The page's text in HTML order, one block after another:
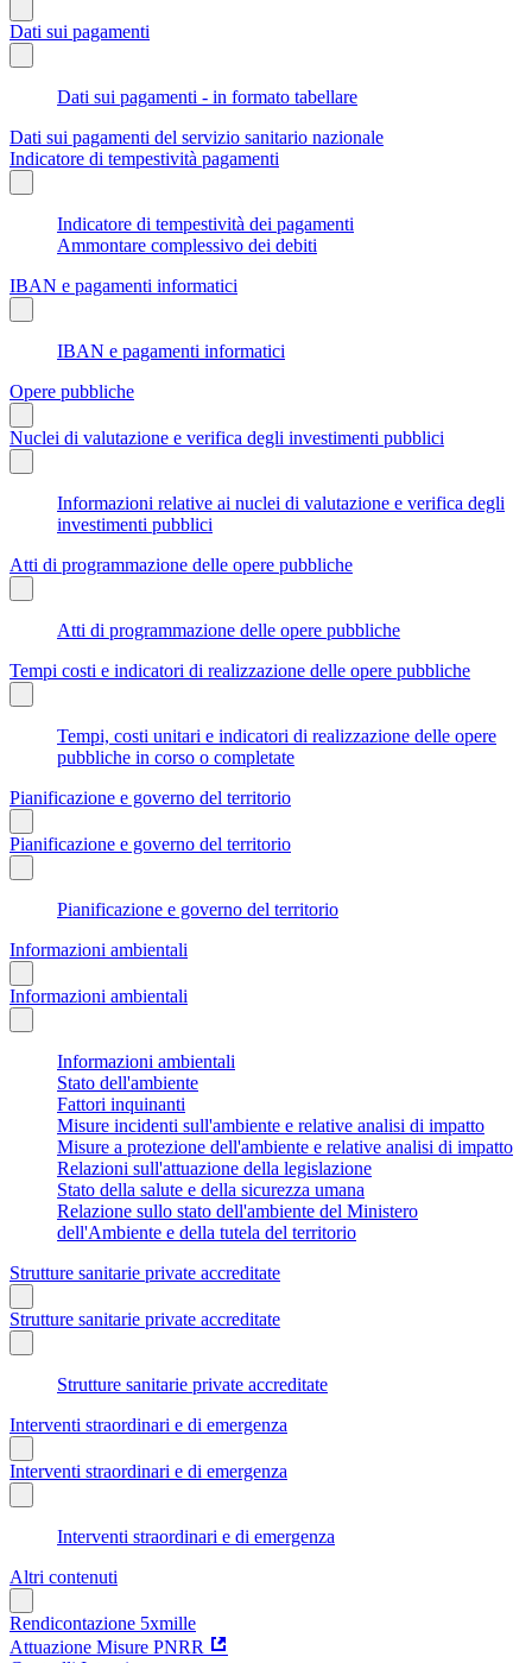
Dati sui pagamenti
Dati sui pagamenti - in formato tabellare
Dati sui pagamenti del servizio sanitario nazionale
Indicatore di tempestività pagamenti
Indicatore di tempestività dei pagamenti
Ammontare complessivo dei debiti
IBAN e pagamenti informatici
IBAN e pagamenti informatici
Opere pubbliche
Nuclei di valutazione e verifica degli investimenti pubblici
Informazioni relative ai nuclei di valutazione e verifica degli
investimenti pubblici
Atti di programmazione delle opere pubbliche
Atti di programmazione delle opere pubbliche
Tempi costi e indicatori di realizzazione delle opere pubbliche
Tempi, costi unitari e indicatori di realizzazione delle opere
pubbliche in corso o completate
Pianificazione e governo del territorio
Pianificazione e governo del territorio
Pianificazione e governo del territorio
Informazioni ambientali
Informazioni ambientali
Informazioni ambientali
Stato dell'ambiente
Fattori inquinanti
Misure incidenti sull'ambiente e relative analisi di impatto
Misure a protezione dell'ambiente e relative analisi di impatto
Relazioni sull'attuazione della legislazione
Stato della salute e della sicurezza umana
Relazione sullo stato dell'ambiente del Ministero
dell'Ambiente e della tutela del territorio
Strutture sanitarie private accreditate
Strutture sanitarie private accreditate
Strutture sanitarie private accreditate
Interventi straordinari e di emergenza
Interventi straordinari e di emergenza
Interventi straordinari e di emergenza
Altri contenuti
Rendicontazione 5xmille
Attuazione Misure PNRR